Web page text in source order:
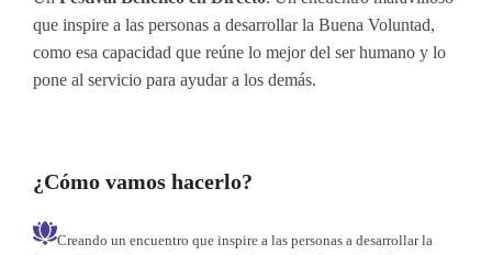
que inspire a las personas a desarrollar la Buena Voluntad,
como esa capacidad que reúne lo mejor del ser humano y lo
pone al servicio para ayudar a los demás.
¿Cómo vamos hacerlo?
Creando un encuentro que inspire a las personas a desarrollar la